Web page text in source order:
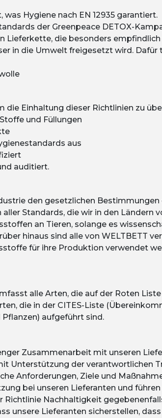
Hygiene nach EN 12935 garantiert.
der Greenpeace DETOX-
Lieferkette, die besonders empfindlich
in die Umwelt freigesetzt wird. Dafür
Einhaltung dieser Richtlinien zu
und Füllungen
aus
auditiert.
den gesetzlichen
Standards, die wir in den Ländern
an Tieren, solange es
hinaus sind alle von WELTBETT
für ihre Produktion verwendet
alle Arten, die auf der Roten
die in der CITES-Liste
aufgeführt sind.
Zusammenarbeit mit unseren
Unterstützung der verantwortlichen
Anforderungen, Ziele und
bei unseren Lieferanten und
Nachhaltigkeit
unsere Lieferanten sicherstellen,